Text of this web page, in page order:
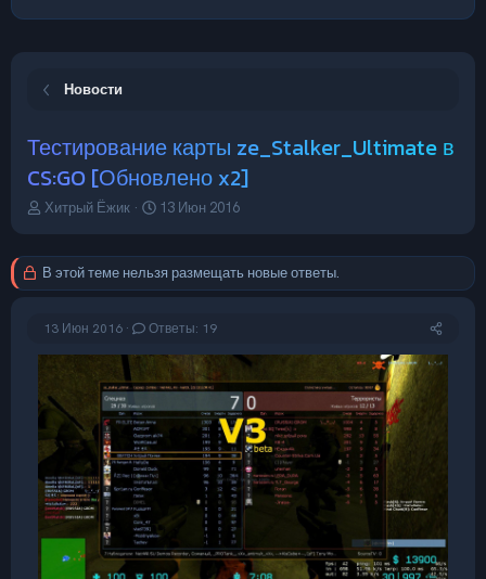
Новости
Тестирование карты ze_Stalker_Ultimate в
CS:GO [Обновлено x2]
А
о
е
Хитрый Ёжик
Д
ч
а
13 Июн 2016
В этой теме нельзя размещать новые ответы.
13 Июн 2016 Ответы: 19